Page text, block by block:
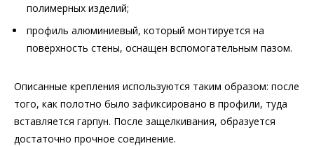
полимерных изделий;
профиль алюминиевый, который монтируется на
поверхность стены, оснащен вспомогательным пазом.
Описанные крепления используются таким образом: после
того, как полотно было зафиксировано в профили, туда
вставляется гарпун. После защелкивания, образуется
достаточно прочное соединение.